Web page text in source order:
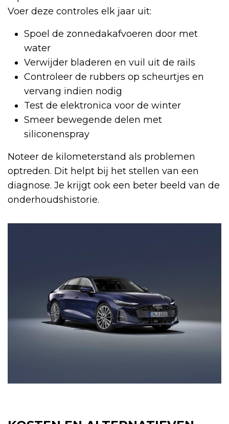
Voer deze controles elk jaar uit:
Spoel de zonnedakafvoeren door met
water
Verwijder bladeren en vuil uit de rails
Controleer de rubbers op scheurtjes en
vervang indien nodig
Test de elektronica voor de winter
Smeer bewegende delen met
siliconenspray
Noteer de kilometerstand als problemen
optreden. Dit helpt bij het stellen van een
diagnose. Je krijgt ook een beter beeld van de
onderhoudshistorie.